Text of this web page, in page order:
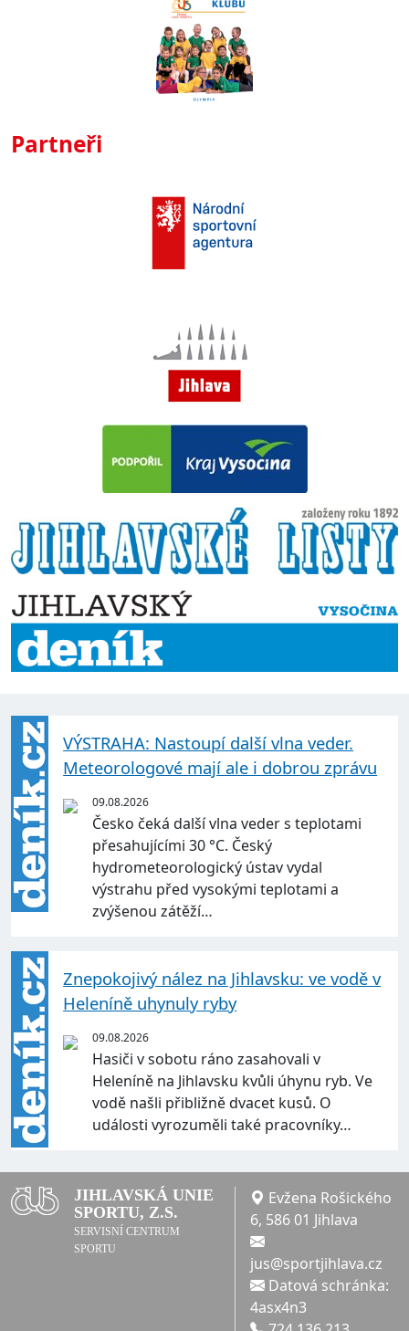
Partneři
VÝSTRAHA: Nastoupí další vlna veder.
Meteorologové mají ale i dobrou zprávu
09.08.2026
Česko čeká další vlna veder s teplotami
přesahujícími 30 °C. Český
hydrometeorologický ústav vydal
výstrahu před vysokými teplotami a
zvýšenou zátěží…
Znepokojivý nález na Jihlavsku: ve vodě v
Heleníně uhynuly ryby
09.08.2026
Hasiči v sobotu ráno zasahovali v
Heleníně na Jihlavsku kvůli úhynu ryb. Ve
vodě našli přibližně dvacet kusů. O
události vyrozuměli také pracovníky…
JIHLAVSKÁ UNIE
SPORTU, Z.S.
SERVISNÍ CENTRUM
SPORTU
Evžena Rošického
6, 586 01 Jihlava
jus@sportjihlava.cz
Datová schránka:
4asx4n3